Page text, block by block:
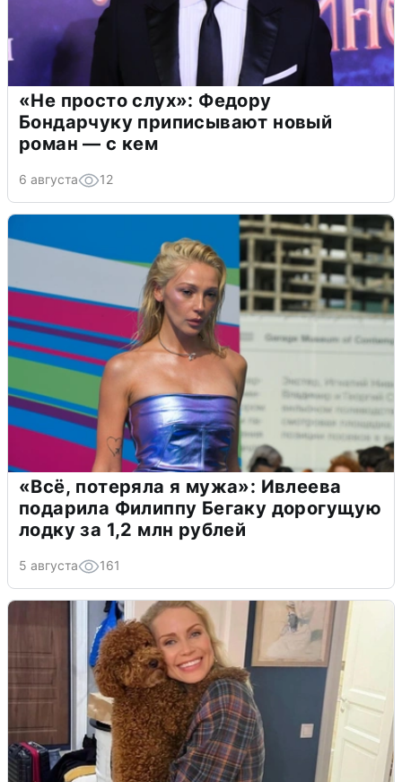
«Не просто слух»: Федору
Бондарчуку приписывают новый
роман — с кем
6 августа 12
«Всё, потеряла я мужа»: Ивлеева
подарила Филиппу Бегаку дорогущую
лодку за 1,2 млн рублей
5 августа 161